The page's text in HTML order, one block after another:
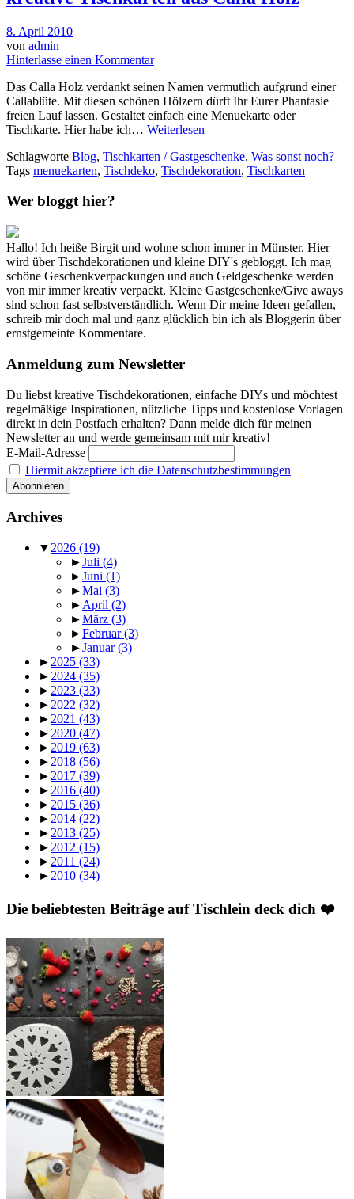
8. April 2010
von admin
Hinterlasse einen Kommentar
Das Calla Holz verdankt seinen Namen vermutlich aufgrund einer
Callablüte. Mit diesen schönen Hölzern dürft Ihr Eurer Phantasie
freien Lauf lassen. Gestaltet einfach eine Menuekarte oder
Tischkarte. Hier habe ich… Weiterlesen
Schlagworte Blog, Tischkarten / Gastgeschenke, Was sonst noch?
Tags menuekarten, Tischdeko, Tischdekoration, Tischkarten
Wer bloggt hier?
Hallo! Ich heiße Birgit und wohne schon immer in Münster. Hier
wird über Tischdekorationen und kleine DIY's gebloggt. Ich mag
schöne Geschenkverpackungen und auch Geldgeschenke werden
von mir immer kreativ verpackt. Kleine Gastgeschenke/Give aways
sind schon fast selbstverständlich. Wenn Dir meine Ideen gefallen,
schreib mir doch mal und ganz glücklich bin ich als Bloggerin über
ernstgemeinte Kommentare.
Anmeldung zum Newsletter
Du liebst kreative Tischdekorationen, einfache DIYs und möchtest
regelmäßige Inspirationen, nützliche Tipps und kostenlose Vorlagen
direkt in dein Postfach erhalten? Dann melde dich für meinen
Newsletter an und werde gemeinsam mit mir kreativ!
E-Mail-Adresse
Hiermit akzeptiere ich die Datenschutzbestimmungen
Archives
▼ 2026 (19)
►Juli (4)
►Juni (1)
►Mai (3)
► April (2)
►März (3)
►Februar(3)
►Januar(3)
► 2025 (33)
► 2024 (35)
► 2023 (33)
► 2022 (32)
► 2021 (43)
► 2020 (47)
► 2019 (63)
► 2018 (56)
► 2017 (39)
► 2016 (40)
► 2015 (36)
► 2014 (22)
► 2013 (25)
► 2012 (15)
► 2011 (24)
► 2010 (34)
Die beliebtesten Beiträge auf Tischlein deck dich ❤️